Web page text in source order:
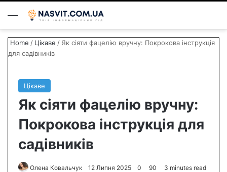
Menu
Home / Цікаве / Як сіяти фацелію вручну: Покрокова інструкція
для садівників
Цікаве
Як сіяти фацелію вручну:
Покрокова інструкція для
садівників
Олена Ковальчук 12 Липня 2025 0 90 3 minutes read